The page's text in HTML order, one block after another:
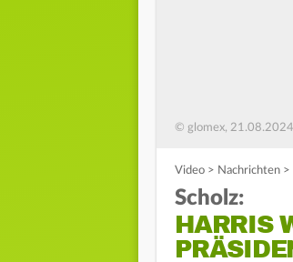
© glomex, 21.08.2024
Video > Nachrichten >
Scholz:
HARRIS